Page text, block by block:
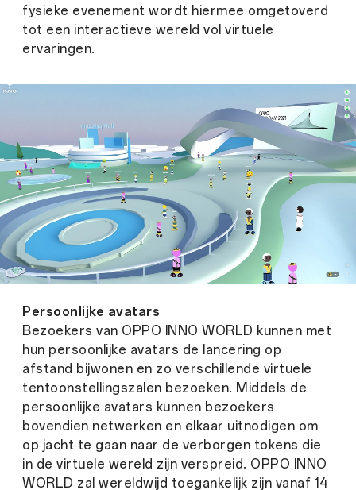
fysieke evenement wordt hiermee omgetoverd
tot een interactieve wereld vol virtuele
ervaringen.
Persoonlijke avatars
Bezoekers van OPPO INNO WORLD kunnen met
hun persoonlijke avatars de lancering op
afstand bijwonen en zo verschillende virtuele
tentoonstellingszalen bezoeken. Middels de
persoonlijke avatars kunnen bezoekers
bovendien netwerken en elkaar uitnodigen om
op jacht te gaan naar de verborgen tokens die
in de virtuele wereld zijn verspreid. OPPO INNO
WORLD zal wereldwijd toegankelijk zijn vanaf 14